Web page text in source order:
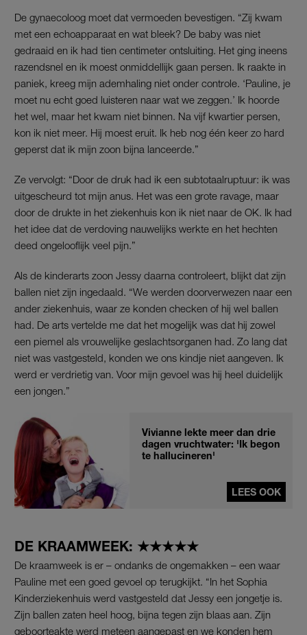
De gynaecoloog moet dat vermoeden bevestigen. “Zij kwam
met een echoapparaat en wat bleek? De baby was niet
gedraaid en ik had tien centimeter ontsluiting. Het ging ineens
razendsnel en ik moest onmiddellijk gaan persen. Ik raakte in
paniek, kreeg mijn ademhaling niet onder controle. ‘Pauline, je
moet nu echt goed luisteren naar wat we zeggen.’ Ik hoorde
het wel, maar het kwam niet binnen. Na vijf kwartier persen,
kon ik niet meer. Hij moest eruit. Ik heb nog één keer zo hard
geperst dat ik mijn zoon bijna lanceerde.”
Ze vervolgt: “Door de druk had ik een subtotaalruptuur: ik was
uitgescheurd tot mijn anus. Het was een grote ravage, maar
door de drukte in het ziekenhuis kon ik niet naar de OK. Ik had
het idee dat de verdoving nauwelijks werkte en het hechten
deed ongelooflijk veel pijn.”
Als de kinderarts zoon Jessy daarna controleert, blijkt dat zijn
ballen niet zijn ingedaald. “We werden doorverwezen naar een
ander ziekenhuis, waar ze konden checken of hij wel ballen
had. De arts vertelde me dat het mogelijk was dat hij zowel
een piemel als vrouwelijke geslachtsorganen had. Zo lang dat
niet was vastgesteld, konden we ons kindje niet aangeven. Ik
werd er verdrietig van. Voor mijn gevoel was hij heel duidelijk
een jongen.”
Vivianne lekte meer dan drie
dagen vruchtwater: 'Ik begon
te hallucineren'
LEES OOK
DE KRAAMWEEK: ★★★★★
De kraamweek is er – ondanks de ongemakken – een waar
Pauline met een goed gevoel op terugkijkt. “In het Sophia
Kinderziekenhuis werd vastgesteld dat Jessy een jongetje is.
Zijn ballen zaten heel hoog, bijna tegen zijn blaas aan. Zijn
geboorteakte werd meteen aangepast en we konden hem